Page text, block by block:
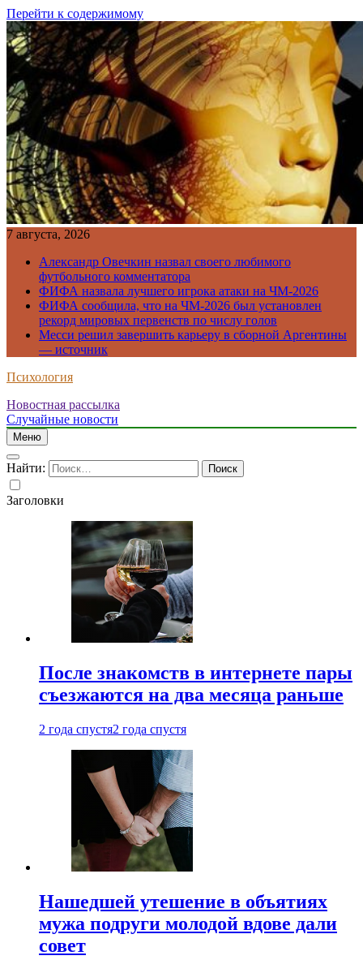
Перейти к содержимому
7 августа, 2026
Александр Овечкин назвал своего любимого
футбольного комментатора
ФИФА назвала лучшего игрока атаки на ЧМ-2026
ФИФА сообщила, что на ЧМ-2026 был установлен
рекорд мировых первенств по числу голов
Месси решил завершить карьеру в сборной Аргентины
— источник
Психология
Новостная рассылка
Случайные новости
Меню
Найти:
Заголовки
После знакомств в интернете пары
съезжаются на два месяца раньше
2 года спустя2 года спустя
Нашедшей утешение в объятиях
мужа подруги молодой вдове дали
совет